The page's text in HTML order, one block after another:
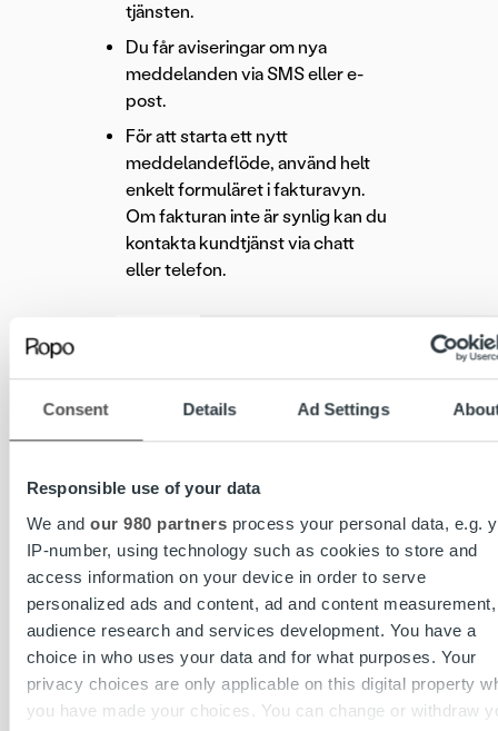
Consent Details Ad Settings
Responsible use of your data
We and our 980 partnersprocess your personal data, e.g.
IP-number, using technology such as cookies to store and
access information on your device in order to serve
personalized ads and content, ad and content measurement,
audience research and services development. You have a
choice in who uses your data and for what purposes. Your
privacy choices are only applicable on this digital property
you have made your choices. You can change or withdraw
tjänsten.
Du får aviseringar om nya
meddelanden via SMS eller e-
post.
För att starta ett nytt
meddelandeflöde, använd helt
enkelt formuläret i fakturavyn.
Om fakturan inte är synlig kan du
kontakta kundtjänst via chatt
eller telefon.